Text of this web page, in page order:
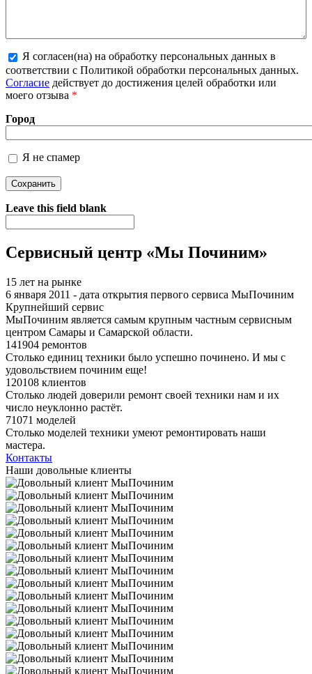
Более подробная информация о текстовых форматах
Я согласен(на) на обработку персональных данных в
соответствии с Политикой обработки персональных данных.
Согласие действует до достижения целей обработки или
моего отзыва *
Город
Я не спамер
Я спамер
Leave this field blank
Сервисный центр «Мы Починим»
15 лет на рынке
6 января 2011 - дата открытия первого сервиса МыПочиним
Крупнейший сервис
МыПочиним является самым крупным частным сервисным
центром Самары и Самарской области.
141904 ремонтов
Столько единиц техники было успешно починено. И мы с
удовольствием починим еще!
120108 клиентов
Столько людей доверили ремонт своей техники нам и их
число неуклонно растёт.
71071 моделей
Столько моделей техники умеют ремонтировать наши
мастера.
Контакты
Наши довольные клиенты